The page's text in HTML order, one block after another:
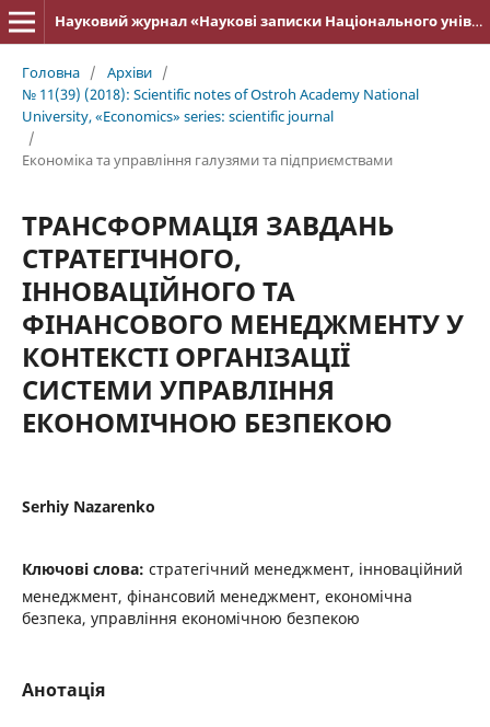
Науковий журнал «Наукові записки Національного університету «Острозька академія»: серія «Економіка»
Головна / Архіви /
№ 11(39) (2018): Scientific notes of Ostroh Academy National
University, «Economics» series: scientific journal
/
Економіка та управління галузями та підприємствами
ТРАНСФОРМАЦІЯ ЗАВДАНЬ
СТРАТЕГІЧНОГО,
ІННОВАЦІЙНОГО ТА
ФІНАНСОВОГО МЕНЕДЖМЕНТУ У
КОНТЕКСТІ ОРГАНІЗАЦІЇ
СИСТЕМИ УПРАВЛІННЯ
ЕКОНОМІЧНОЮ БЕЗПЕКОЮ
Serhiy Nazarenko
Ключові слова: стратегічний менеджмент, інноваційний
менеджмент, фінансовий менеджмент, економічна
безпека, управління економічною безпекою
Анотація